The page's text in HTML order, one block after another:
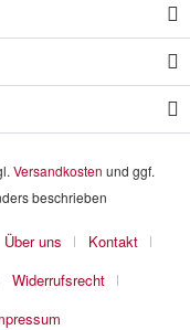
Versandkosten und ggf.
beschrieben
Über uns
Kontakt
Widerrufsrecht